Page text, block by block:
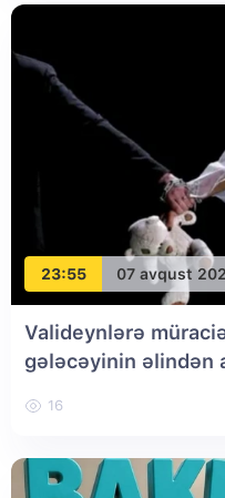
23:55 07 avqust
Valideynlərə
gələcəyinin əlindən
16